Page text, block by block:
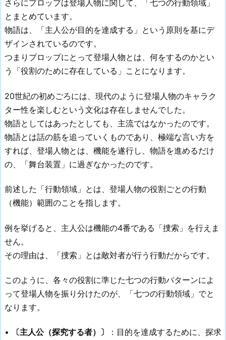
さらにプロップは登場人物に関して、「七つの行動領域」
とまとめています。
物語は、「主人公が目的を達成する」という原則を基にデ
ザインされているのです。
つまりプロップにとって登場人物とは、何をするのかとい
う「役割のために存在している」ことになります。
20世紀の初めごろには、現代のように登場人物のキャラク
ター性を楽しむという文化は存在しませんでした。
物語としてはあったとしても、主流ではなかったのです。
物語とは話の筋を追っていくものであり、極端な言い方を
すれば、登場人物とは、機能を遂行し、物語を進めるだけ
の、「舞台装置」に過ぎなかったのです。
前述した「行動領域」とは、登場人物の役割ごとの行動
（機能）範囲のことを指します。
例を挙げると、主人公は機能の4番である「捜索」を行えま
せん。
その理由は、「捜索」とは敵対者が行う行動だからです。
このように、各々の役割に準じた七つの行動パターンによ
って登場人物を振り分けたのが、「七つの行動領域」でと
なります。
• 〔主人公（探究する者）〕
：目的を達成するために、探求